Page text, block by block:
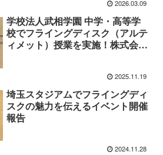
2026.03.09
学校法人武相学園 中学・高等学
校でフライングディスク（アルテ
ィメット）授業を実施！株式会社
2025.11.19
埼玉スタジアムでフライングディ
スクの魅力を伝えるイベント開催
報告
2024.11.28